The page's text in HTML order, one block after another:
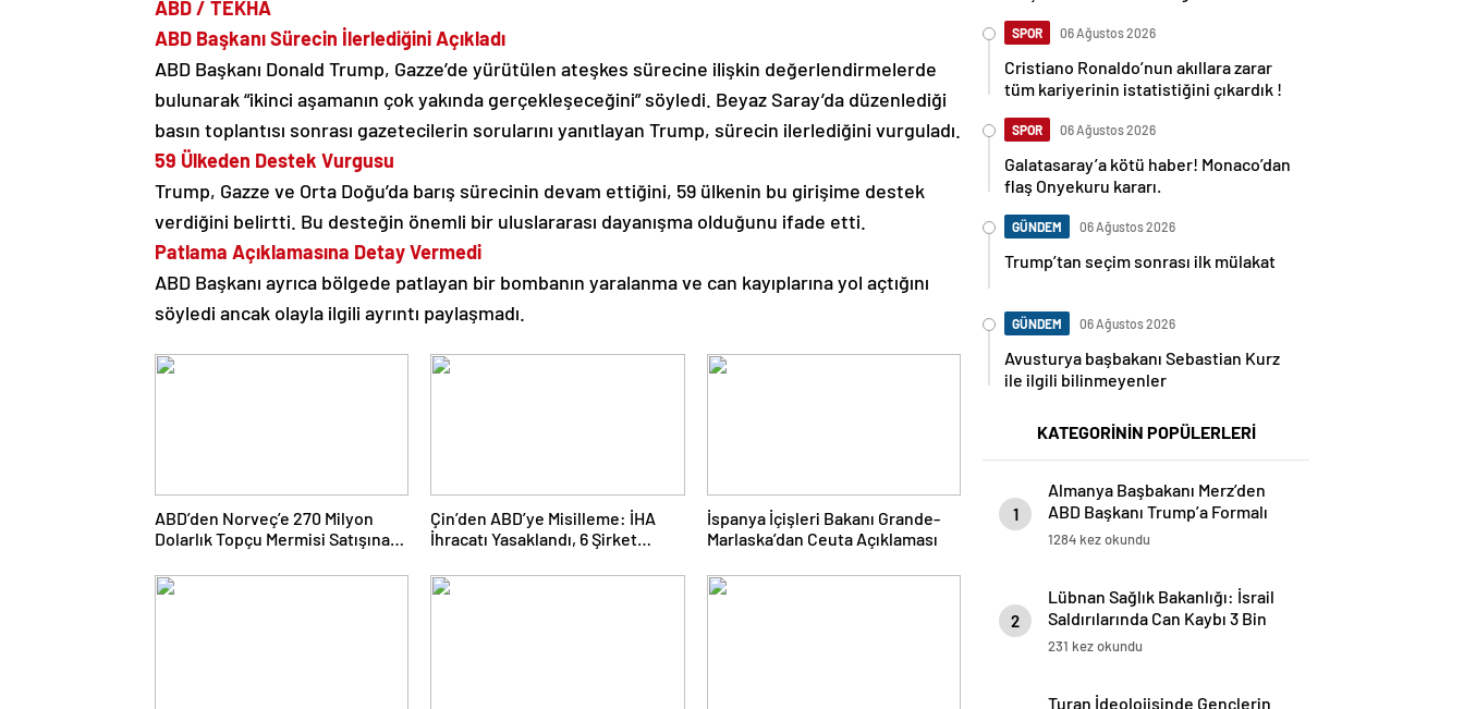
ABD / TEKHA
ABD Başkanı Sürecin İlerlediğini Açıkladı
ABD Başkanı Donald Trump, Gazze’de yürütülen ateşkes sürecine ilişkin değerlendirmelerde
bulunarak “ikinci aşamanın çok yakında gerçekleşeceğini” söyledi. Beyaz Saray’da düzenlediği
basın toplantısı sonrası gazetecilerin sorularını yanıtlayan Trump, sürecin ilerlediğini vurguladı.
59 Ülkeden Destek Vurgusu
Trump, Gazze ve Orta Doğu’da barış sürecinin devam ettiğini, 59 ülkenin bu girişime destek
verdiğini belirtti. Bu desteğin önemli bir uluslararası dayanışma olduğunu ifade etti.
Patlama Açıklamasına Detay Vermedi
ABD Başkanı ayrıca bölgede patlayan bir bombanın yaralanma ve can kayıplarına yol açtığını
söyledi ancak olayla ilgili ayrıntı paylaşmadı.
ABD’den Norveç’e 270 Milyon
Dolarlık Topçu Mermisi Satışına
Çin’den ABD’ye Misilleme: İHA
İhracatı Yasaklandı, 6 Şirket
İspanya İçişleri Bakanı Grande-
Marlaska’dan Ceuta Açıklaması
SPOR 06 Ağustos 2026
Cristiano Ronaldo’nun akıllara zarar
tüm kariyerinin istatistiğini çıkardık !
SPOR 06 Ağustos 2026
Galatasaray’a kötü haber! Monaco’dan
flaş Onyekuru kararı.
GÜNDEM 06 Ağustos 2026
Trump’tan seçim sonrası ilk mülakat
GÜNDEM 06 Ağustos 2026
Avusturya başbakanı Sebastian Kurz
ile ilgili bilinmeyenler
KATEGORİNİN POPÜLERLERİ
1
Almanya Başbakanı Merz’den
ABD Başkanı Trump’a Formalı
Doğum Günü Kutlaması
1284 kez okundu
2
Lübnan Sağlık Bakanlığı: İsrail
Saldırılarında Can Kaybı 3 Bin
89’a Yükseldi
231 kez okundu
Turan İdeolojisinde Gençlerin